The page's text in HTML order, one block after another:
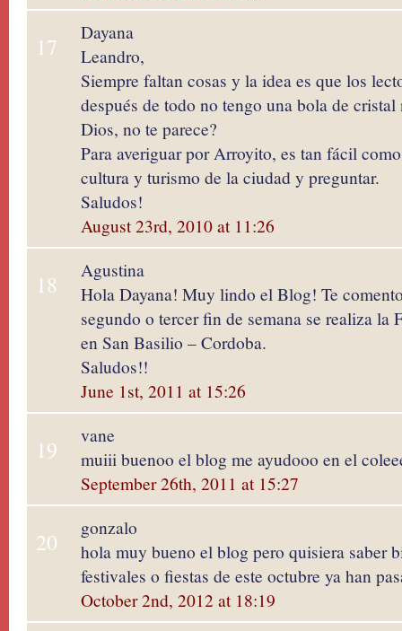
17
Dayana
Leandro,
Siempre faltan cosas y la idea es que los
después de todo no tengo una bola de
Dios, no te parece?
Para averiguar por Arroyito, es tan fácil
cultura y turismo de la ciudad y preguntar.
Saludos!
August 23rd, 2010 at 11:26
18
Agustina
Hola Dayana! Muy lindo el Blog! Te
segundo o tercer fin de semana se realiza
en San Basilio – Cordoba.
Saludos!!
June 1st, 2011 at 15:26
19
vane
muiii buenoo el blog me ayudooo en el
September 26th, 2011 at 15:27
20
gonzalo
hola muy bueno el blog pero quisiera saber
festivales o fiestas de este octubre ya han
October 2nd, 2012 at 18:19